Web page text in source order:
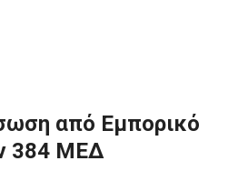
από Εμπορικό
384 ΜΕΔ